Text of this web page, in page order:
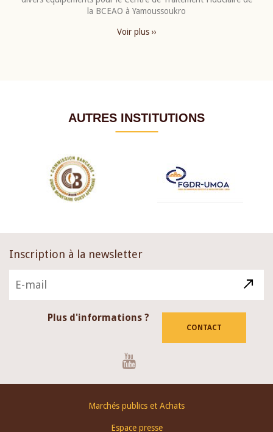
la BCEAO à Yamoussoukro
Voir plus ››
AUTRES INSTITUTIONS
Inscription à la newsletter
Plus d'informations ?
CONTACT
Marchés publics et Achats
Espace presse